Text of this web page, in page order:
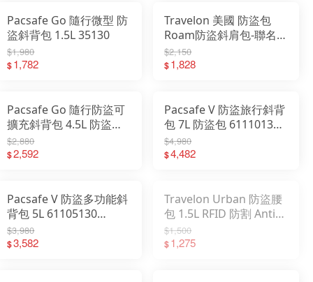
Pacsafe Go 隨行微型 防
盜斜背包 1.5L 35130
$1,980
$1,782
Travelon 美國 防盜包
Roam防盜斜肩包-聯名
款 旅遊腰包 旅遊隨身
TL-43678A
$2,150
$1,828
Pacsafe Go 隨行防盜可
擴充斜背包 4.5L 防盜包
35140 351401
$2,880
$2,592
Pacsafe V 防盜旅行斜背
包 7L 防盜包 61110130
61110658
$4,980
$4,482
Pacsafe V 防盜多功能斜
背包 5L 61105130
61105658
$3,980
$3,582
Travelon Urban 防盜腰
包 1.5L RFID 防割 Anti-
Theft 防搶 腰包 TL-
43557
$1,500
$1,275